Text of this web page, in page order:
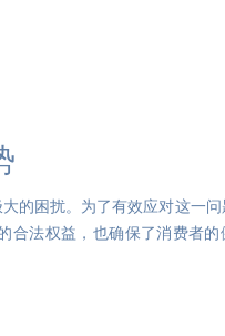
的困扰。为了有效应对这一
合法权益，也确保了消费者的